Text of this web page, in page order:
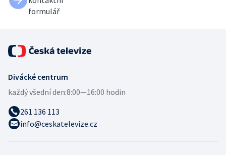
formulář
Divácké centrum
každý všední den:8:00—16:00 hodin
261 136 113
info@ceskatelevize.cz